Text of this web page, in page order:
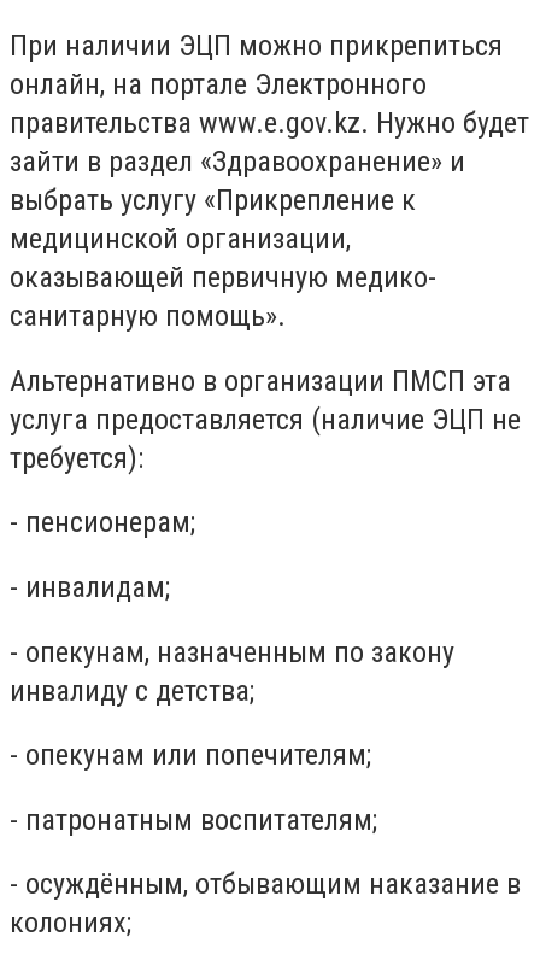
При наличии ЭЦП можно прикрепиться
онлайн, на портале Электронного
правительства www.e.gov.kz. Нужно будет
зайти в раздел «Здравоохранение» и
выбрать услугу «Прикрепление к
медицинской организации,
оказывающей первичную медико-
санитарную помощь».
Альтернативно в организации ПМСП эта
услуга предоставляется (наличие ЭЦП не
требуется):
- пенсионерам;
- инвалидам;
- опекунам, назначенным по закону
инвалиду с детства;
- опекунам или попечителям;
- патронатным воспитателям;
- осуждённым, отбывающим наказание в
колониях;